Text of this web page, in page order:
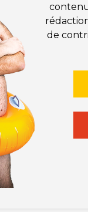
de